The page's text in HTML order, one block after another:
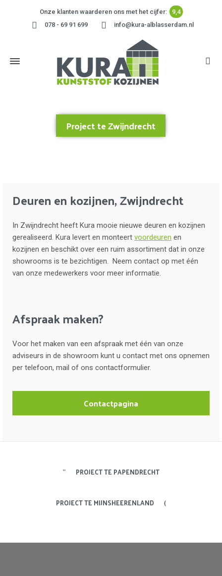
Onze klanten waarderen ons met het cijfer:
9,4
078 - 69 91 699
info@kura-alblasserdam.nl
Project te Zwijndrecht
Deuren en kozijnen, Zwijndrecht
In Zwijndrecht heeft Kura mooie nieuwe deuren en kozijnen
gerealiseerd. Kura levert en monteert voordeuren en
kozijnen en beschikt over een ruim assortiment dat in onze
showrooms is te bezichtigen. Neem contact op met één
van onze medewerkers voor meer informatie.
Afspraak maken?
Voor het maken van een afspraak met één van onze
adviseurs in de showroom kunt u contact met ons opnemen
per telefoon, mail of ons contactformulier.
Contactpagina
PROJECT TE PAPENDRECHT
PROJECT TE MIJNSHEERENLAND